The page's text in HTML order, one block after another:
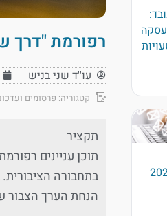
רפורמת "דרך
עו''ד שני בניש
קטגוריה: פרסומים
תקציר
בתחבורה
הנחת הערך הצבור שמקבל כיום כל